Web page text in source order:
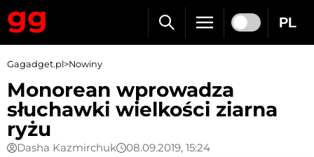
PL
Gagadget.pl>Nowiny
Monorean wprowadza
słuchawki wielkości ziarna
ryżu
Dasha Kazmirchuk 08.09.2019, 15:24